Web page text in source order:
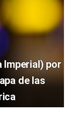
Imperial) por
de las